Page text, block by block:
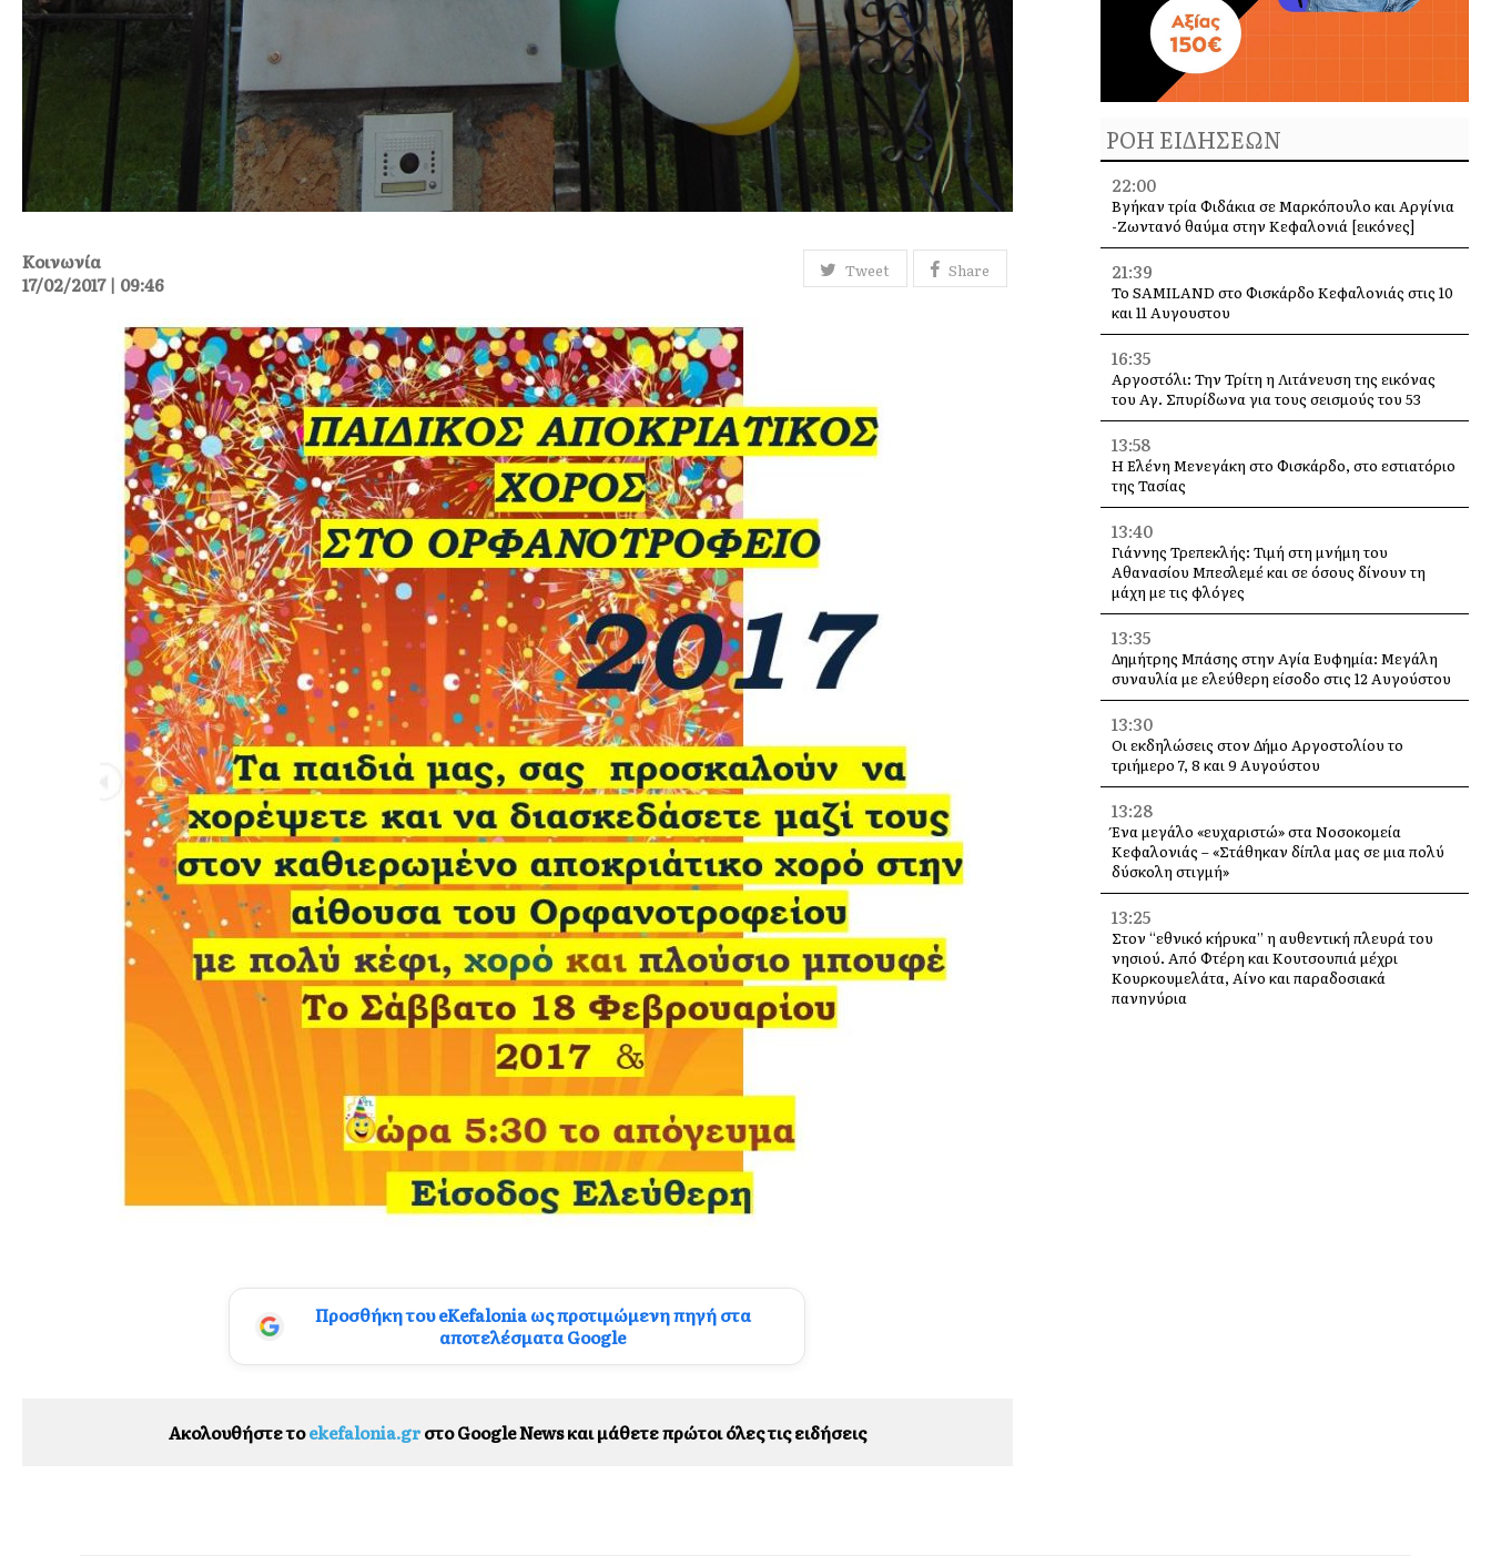
Tweet Share
Κοινωνία
17/02/2017 | 09:46
Προσθήκη του eKefalonia ως προτιμώμενη πηγή στα
αποτελέσματα Google
Ακολουθήστε τοekefalonia.grστο Google News και μάθετε πρώτοι όλες τις ειδήσεις
ΡΟΗ ΕΙΔΗΣΕΩΝ
22:00
Βγήκαν τρία Φιδάκια σε Μαρκόπουλο και Αργίνια
-Ζωντανό θαύμα στην Κεφαλονιά [εικόνες]
21:39
Το SAMILAND στο Φισκάρδο Κεφαλονιάς στις 10
και 11 Αυγουστου
16:35
Αργοστόλι: Την Τρίτη η Λιτάνευση της εικόνας
του Αγ. Σπυρίδωνα για τους σεισμούς του 53
13:58
Η Ελένη Μενεγάκη στο Φισκάρδο, στο εστιατόριο
της Τασίας
13:40
Γιάννης Τρεπεκλής: Τιμή στη μνήμη του
Αθανασίου Μπεσλεμέ και σε όσους δίνουν τη
μάχη με τις φλόγες
13:35
Δημήτρης Μπάσης στην Αγία Ευφημία: Μεγάλη
συναυλία με ελεύθερη είσοδο στις 12 Αυγούστου
13:30
Οι εκδηλώσεις στον Δήμο Αργοστολίου το
τριήμερο 7, 8 και 9 Αυγούστου
13:28
Ένα μεγάλο «ευχαριστώ» στα Νοσοκομεία
Κεφαλονιάς – «Στάθηκαν δίπλα μας σε μια πολύ
δύσκολη στιγμή»
13:25
Στον “εθνικό κήρυκα” η αυθεντική πλευρά του
νησιού. Από Φτέρη και Κουτσουπιά μέχρι
Κουρκουμελάτα, Αίνο και παραδοσιακά
πανηγύρια